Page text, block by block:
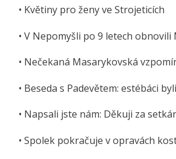
• Květiny pro ženy ve Strojeticích
• V Nepomyšli po 9 letech obnovili
• Nečekaná Masarykovská
• Beseda s Padevětem: estébáci
• Napsali jste nám: Děkuji za
• Spolek pokračuje v opravách